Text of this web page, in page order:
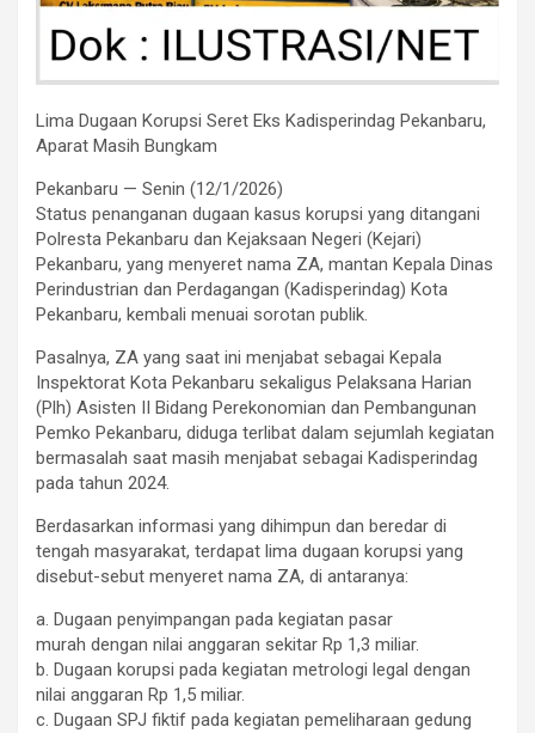
Lima Dugaan Korupsi Seret Eks Kadisperindag Pekanbaru,
Aparat Masih Bungkam
Pekanbaru — Senin (12/1/2026)
Status penanganan dugaan kasus korupsi yang ditangani
Polresta Pekanbaru dan Kejaksaan Negeri (Kejari)
Pekanbaru, yang menyeret nama ZA, mantan Kepala Dinas
Perindustrian dan Perdagangan (Kadisperindag) Kota
Pekanbaru, kembali menuai sorotan publik.
Pasalnya, ZA yang saat ini menjabat sebagai Kepala
Inspektorat Kota Pekanbaru sekaligus Pelaksana Harian
(Plh) Asisten II Bidang Perekonomian dan Pembangunan
Pemko Pekanbaru, diduga terlibat dalam sejumlah kegiatan
bermasalah saat masih menjabat sebagai Kadisperindag
pada tahun 2024.
Berdasarkan informasi yang dihimpun dan beredar di
tengah masyarakat, terdapat lima dugaan korupsi yang
disebut-sebut menyeret nama ZA, di antaranya:
a. Dugaan penyimpangan pada kegiatan pasar
murah dengan nilai anggaran sekitar Rp 1,3 miliar.
b. Dugaan korupsi pada kegiatan metrologi legal dengan
nilai anggaran Rp 1,5 miliar.
c. Dugaan SPJ fiktif pada kegiatan pemeliharaan gedung